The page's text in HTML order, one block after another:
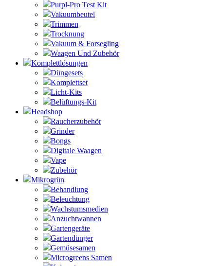
Purpl-Pro Test Kit
Vakuumbeutel
Trimmen
Trocknung
Vakuum & Forsegling
Waagen Und Zubehör
Komplettlösungen
Düngesets
Komplettset
Licht-Kits
Belüftungs-Kit
Headshop
Raucherzubehör
Grinder
Bongs
Digitale Waagen
Vape
Zubehör
Mikrogrün
Behandlung
Beleuchtung
Wachstumsmedien
Anzuchtwannen
Gartengeräte
Gartendünger
Gemüsesamen
Microgreens Samen